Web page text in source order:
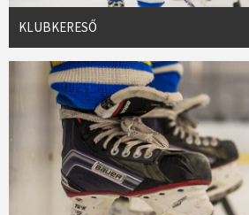
KLUBKERESŐ